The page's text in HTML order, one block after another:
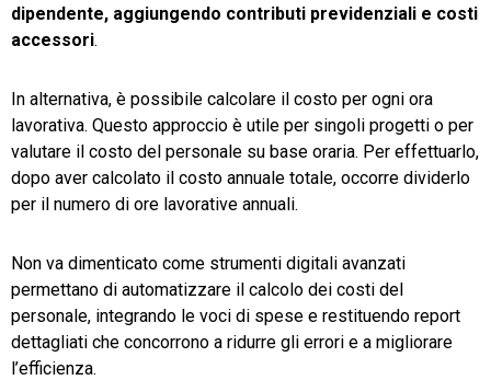
dipendente, aggiungendo contributi previdenziali e costi
accessori.
In alternativa, è possibile calcolare il costo per ogni ora
lavorativa. Questo approccio è utile per singoli progetti o per
valutare il costo del personale su base oraria. Per effettuarlo,
dopo aver calcolato il costo annuale totale, occorre dividerlo
per il numero di ore lavorative annuali.
Non va dimenticato come strumenti digitali avanzati
permettano di automatizzare il calcolo dei costi del
personale, integrando le voci di spese e restituendo report
dettagliati che concorrono a ridurre gli errori e a migliorare
l’efficienza.